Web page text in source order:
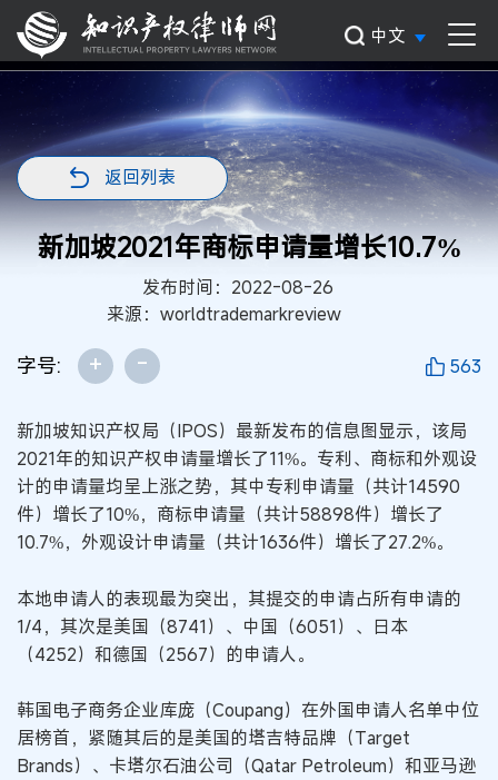
中文
返回列表
新加坡2021年商标申请量增长10.7%
发布时间：2022-08-26
来源：worldtrademarkreview
字号: + - 563
新加坡知识产权局（IPOS）最新发布的信息图显示，该局
2021年的知识产权申请量增长了11%。专利、商标和外观设
计的申请量均呈上涨之势，其中专利申请量（共计14590
件）增长了10%，商标申请量（共计58898件）增长了
10.7%，外观设计申请量（共计1636件）增长了27.2%。
本地申请人的表现最为突出，其提交的申请占所有申请的
1/4，其次是美国（8741）、中国（6051）、日本
（4252）和德国（2567）的申请人。
韩国电子商务企业库庞（Coupang）在外国申请人名单中位
居榜首，紧随其后的是美国的塔吉特品牌（Target
Brands）、卡塔尔石油公司（Qatar Petroleum）和亚马逊